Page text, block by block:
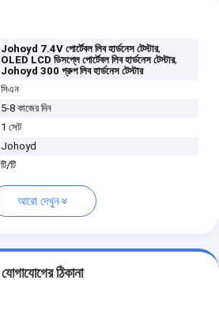
Johoyd 7.4V পোর্টেবল লিব হার্ডনেস টেস্টার,
OLED LCD ডিসপ্লে পোর্টেবল লিব হার্ডনেস টেস্টার,
Johoyd 300 গ্রুপ লিব হার্ডনেস টেস্টার
সিএন
5-8 কাজের দিন
1 সেট
Johoyd
টি/টি
আরো দেখুন
যোগাযোগের ঠিকানা